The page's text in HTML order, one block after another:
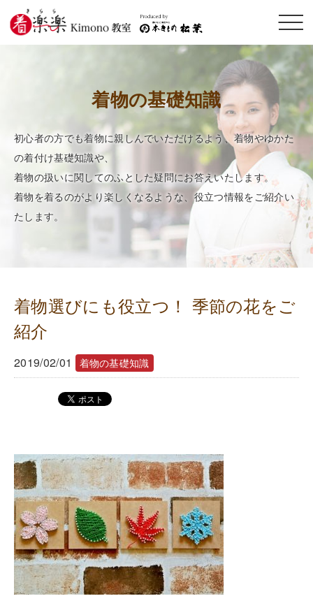
メニ
ュー
開閉
着物の基礎知識
初心者の方でも着物に親しんでいただけるよう、着物やゆかた
の着付け基礎知識や、
着物の扱いに関してのふとした疑問にお答えいたします。
着物を着るのがより楽しくなるような、役立つ情報をご紹介い
たします。
着物選びにも役立つ！ 季節の花をご
紹介
2019/02/01 着物の基礎知識